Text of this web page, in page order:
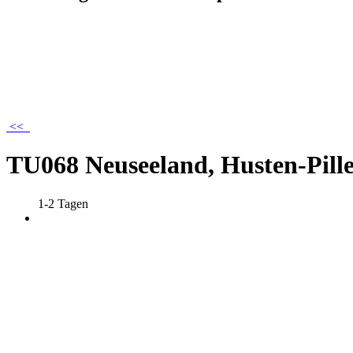
<<
TU068 Neuseeland, Husten-
1-2 Tagen